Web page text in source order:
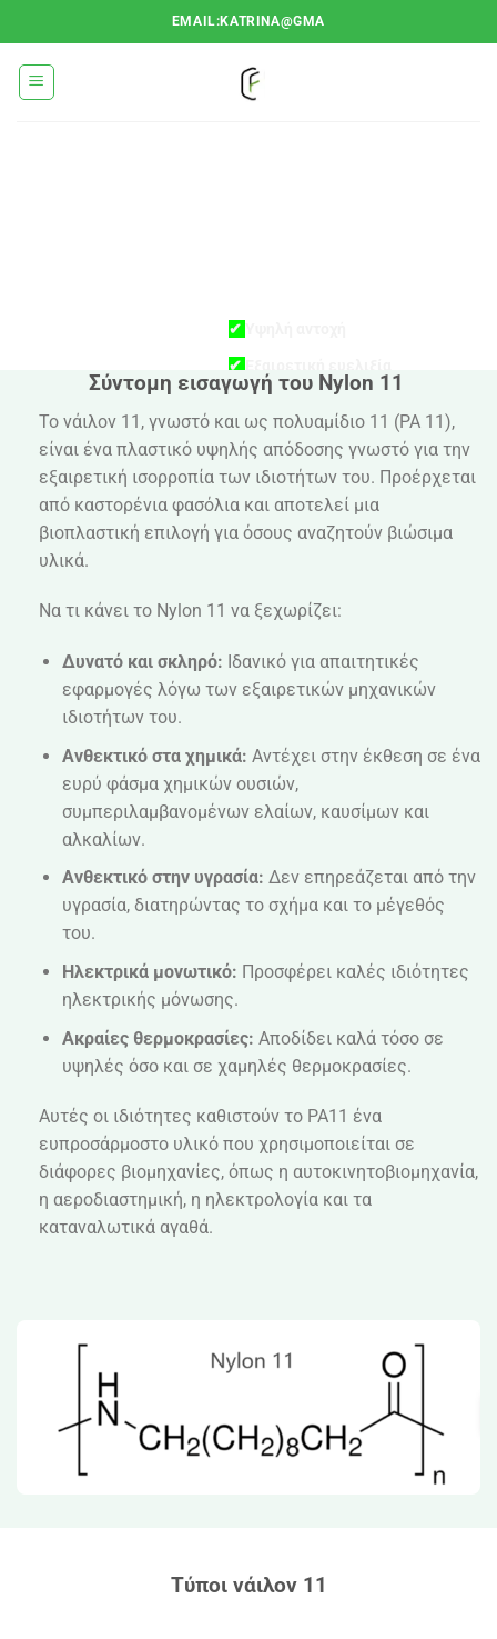
στο
περιεχόμενο
EMAIL:KATRINA@GMA
✔
✔
ακτινοβολία
✔Καλή χημική αντίσταση
Χαμηλή απορρόφηση υγρασίας
Σύντομη εισαγωγή του Nylon 11
Το νάιλον 11, γνωστό και ως πολυαμίδιο 11 (PA 11),
είναι ένα πλαστικό υψηλής απόδοσης γνωστό για την
εξαιρετική ισορροπία των ιδιοτήτων του. Προέρχεται
από καστορένια φασόλια και αποτελεί μια
βιοπλαστική επιλογή για όσους αναζητούν βιώσιμα
υλικά.
Να τι κάνει το Nylon 11 να ξεχωρίζει:
Δυνατό και σκληρό: Ιδανικό για απαιτητικές
εφαρμογές λόγω των εξαιρετικών μηχανικών
ιδιοτήτων του.
Ανθεκτικό στα χημικά: Αντέχει στην έκθεση σε ένα
ευρύ φάσμα χημικών ουσιών,
συμπεριλαμβανομένων ελαίων, καυσίμων και
αλκαλίων.
Ανθεκτικό στην υγρασία: Δεν επηρεάζεται από την
υγρασία, διατηρώντας το σχήμα και το μέγεθός
του.
Ηλεκτρικά μονωτικό: Προσφέρει καλές ιδιότητες
ηλεκτρικής μόνωσης.
Ακραίες θερμοκρασίες: Αποδίδει καλά τόσο σε
υψηλές όσο και σε χαμηλές θερμοκρασίες.
Αυτές οι ιδιότητες καθιστούν το PA11 ένα
ευπροσάρμοστο υλικό που χρησιμοποιείται σε
διάφορες βιομηχανίες, όπως η αυτοκινητοβιομηχανία,
η αεροδιαστημική, η ηλεκτρολογία και τα
καταναλωτικά αγαθά.
Τύποι νάιλον 11